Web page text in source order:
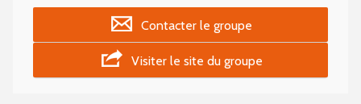
Contacter le groupe
Visiter le site du groupe